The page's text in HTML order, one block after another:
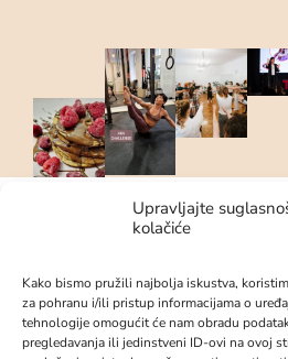
Upravljajte
kolačiće
Kako bismo pružili najbolja iskustva,
za pohranu i/ili pristup informacijama o
tehnologije omogućit će nam obradu
pregledavanja ili jedinstveni ID-ovi na ovoj
pridržana.